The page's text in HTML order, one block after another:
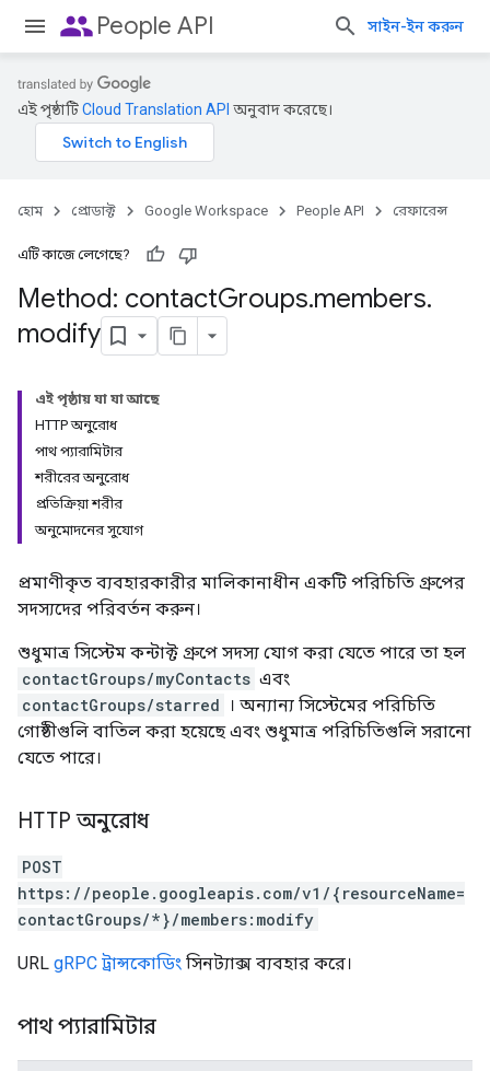
peoplePeople API সাইন-ইন করুন
এই পৃষ্ঠাটিCloud Translation API অনুবাদ করেছে।
হোম প্রোডাক্ট Google Workspace People API রেফারেন্স
এটি কাজে লেগেছে?
Method: contactGroups.members.
modify
এই পৃষ্ঠায় যা যা আছে
HTTP অনুরোধ
পাথ প্যারামিটার
শরীরের অনুরোধ
প্রতিক্রিয়া শরীর
অনুমোদনের সুযোগ
প্রমাণীকৃত ব্যবহারকারীর মালিকানাধীন একটি পরিচিতি গ্রুপের
সদস্যদের পরিবর্তন করুন।
শুধুমাত্র সিস্টেম কন্টাক্ট গ্রুপে সদস্য যোগ করা যেতে পারে তা হল
contactGroups/myContacts এবং
contactGroups/starred
। অন্যান্য সিস্টেমের পরিচিতি
গোষ্ঠীগুলি বাতিল করা হয়েছে এবং শুধুমাত্র পরিচিতিগুলি সরানো
যেতে পারে।
HTTP অনুরোধ
POST
https://people.googleapis.com/v1/{resourceName=
contactGroups/*}/members:modify
URL gRPC ট্রান্সকোডিং সিনট্যাক্স ব্যবহার করে।
পাথ প্যারামিটার